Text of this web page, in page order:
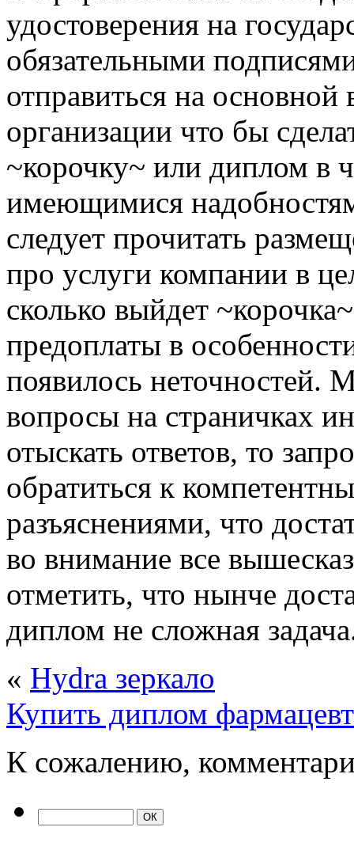
удостоверения на
обязательными
отправиться на основной
организации что бы
~корочку~ или диплом в
имеющимися
следует прочитать
про услуги компании в
сколько выйдет
предоплаты в
появилось неточностей.
вопросы на страничках
отыскать ответов, то
обратиться к
разъяснениями, что
во внимание все
отметить, что нынче
диплом не сложная
« Hydra зеркало
Купить диплом
К сожалению,